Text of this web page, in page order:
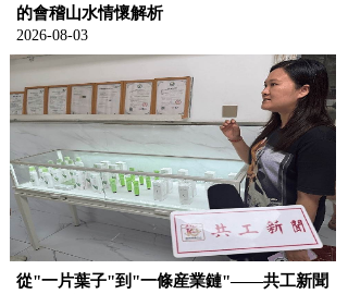
的會稽山水情懷解析
2026-08-03
從"一片葉子"到"一條産業鏈"——共工新聞